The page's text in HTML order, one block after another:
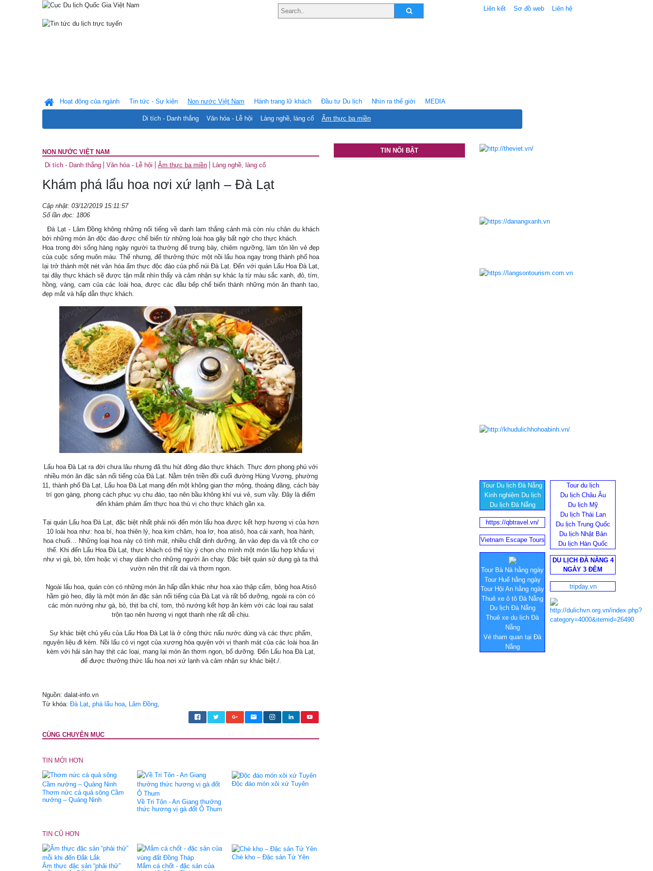
Liên kết Sơ đồ web Liên hệ
Hoạt động của ngành Tin tức - Sự kiện Non nước Việt Nam
Di tích - Danh thắng Văn hóa - Lễ hội Làng nghề, làng cổ Ẩm thực ba miền
Hành trang lữ khách Ðầu tư Du lịch Nhìn ra thế giới MEDIA
NON NƯỚC VIỆT NAM
Di tích - Danh thắng
Văn hóa - Lễ hội Ẩm thực ba miền Làng nghề, làng cổ
Khám phá lẩu hoa nơi xứ lạnh – Đà Lạt
Cập nhật: 03/12/2019 15:11:57
Số lần đọc: 1806
Đà Lạt - Lâm Đồng không những nổi tiếng về danh lam thắng cảnh mà còn níu chân du khách
bởi những món ăn độc đáo được chế biến từ những loài hoa gây bất ngờ cho thực khách.
Hoa trong đời sống hàng ngày người ta thường để trưng bày, chiêm ngưỡng, làm tôn lên vẻ đẹp
của cuộc sống muôn màu. Thế nhưng, để thưởng thức một nồi lẩu hoa ngay trong thành phố hoa
lại trở thành một nét văn hóa ẩm thực độc đáo của phố núi Đà Lạt. Đến với quán Lẩu Hoa Đà Lạt,
tại đây thực khách sẽ được tận mắt nhìn thấy và cảm nhận sự khác lạ từ màu sắc xanh, đỏ, tím,
hồng, vàng, cam của các loài hoa, được các đầu bếp chế biến thành những món ăn thanh tao,
đẹp mắt và hấp dẫn thực khách.
Lẩu hoa Đà Lạt ra đời chưa lâu nhưng đã thu hút đông đảo thực khách. Thực đơn phong phú với
nhiều món ăn đặc sản nổi tiếng của Đà Lạt. Nằm trên triền đồi cuối đường Hùng Vương, phường
11, thành phố Đà Lạt, Lẩu hoa Đà Lạt mang đến một không gian thơ mộng, thoáng đãng, cách bày
trí gọn gàng, phong cách phục vụ chu đáo, tạo nên bầu không khí vui vẻ, sum vầy. Đây là điểm
đến khám phám ẩm thực hoa thú vị cho thực khách gần xa.
Tại quán Lẩu hoa Đà Lạt, đặc biệt nhất phải nói đến món lẩu hoa được kết hợp hương vị của hơn
10 loài hoa như: hoa bí, hoa thiên lý, hoa kim châm, hoa lơ, hoa atisô, hoa cải xanh, hoa hành,
hoa chuối… Những loại hoa này có tính mát, nhiều chất dinh dưỡng, ăn vào đẹp da và tốt cho cơ
thể. Khi đến Lẩu Hoa Đà Lạt, thực khách có thể tùy ý chọn cho mình một món lẩu hợp khẩu vị
như vị gà, bò, tôm hoặc vị chay dành cho những người ăn chay. Đặc biệt quán sử dụng gà ta thả
vườn nên thịt rất dai và thơm ngon.
Ngoài lẩu hoa, quán còn có những món ăn hấp dẫn khác như hoa xào thập cẩm, bông hoa Atisô
hầm giò heo, đây là một món ăn đặc sản nổi tiếng của Đà Lạt và rất bổ dưỡng, ngoài ra còn có
các món nướng như gà, bò, thịt ba chỉ, tom, thỏ nướng kết hợp ăn kèm với các loại rau salat
trộn tạo nên hương vị ngọt thanh nhẹ rất dễ chịu.
Sự khác biệt chủ yếu của Lẩu Hoa Đà Lạt là ở công thức nấu nước dùng và các thực phẩm,
nguyên liệu đi kèm. Nồi lẩu có vị ngọt của xương hòa quyện với vị thanh mát của các loài hoa ăn
kèm với hải sản hay thịt các loại, mang lại món ăn thơm ngon, bổ dưỡng. Đến Lẩu hoa Đà Lạt,
để được thưởng thức lẩu hoa nơi xứ lạnh và cảm nhận sự khác biệt./.
Nguồn: dalat-info.vn
Từ khóa: Đà Lạt, phá lẩu hoa, Lâm Đồng,
CÙNG CHUYÊN MỤC
TIN MỚI HƠN
Thơm nức cá quả sông Cầm
nướng – Quảng Ninh
Về Tri Tôn - An Giang thưởng
thức hương vị gà đốt Ô Thum
Độc đáo món xôi xứ Tuyên
TIN CŨ HƠN
Ẩm thực đặc sản “phải thử”
Mắm cá chốt - đặc sản của
Chè kho – Đặc sản Tứ Yên
TIN NỔI BẬT
Tour Du lịch Đà Nẵng
Kinh nghiệm Du lịch
Du lịch Đà Nẵng
Tour du lịch
Du lịch Châu Âu
Du lịch Mỹ
Du lịch Thái Lan
Du lịch Trung Quốc
Du lịch Nhật Bản
Du lịch Hàn Quốc
https://qbtravel.vn/
Vietnam Escape Tours
Tour Bà Nà hằng ngày
Tour Huế hằng ngày
Tour Hội An hằng ngày
Thuê xe ô tô Đà Nẵng
Du lịch Đà Nẵng
Thuê xe du lịch Đà
Nẵng
Vé tham quan tại Đà
Nẵng
DU LỊCH ĐÀ NẴNG 4
NGÀY 3 ĐÊM
tripday.vn